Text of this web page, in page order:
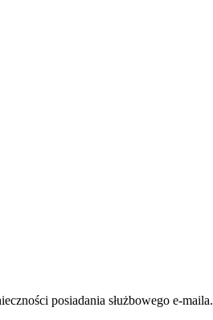
posiadania służbowego e-maila.